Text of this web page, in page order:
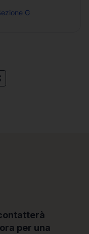
G
per una